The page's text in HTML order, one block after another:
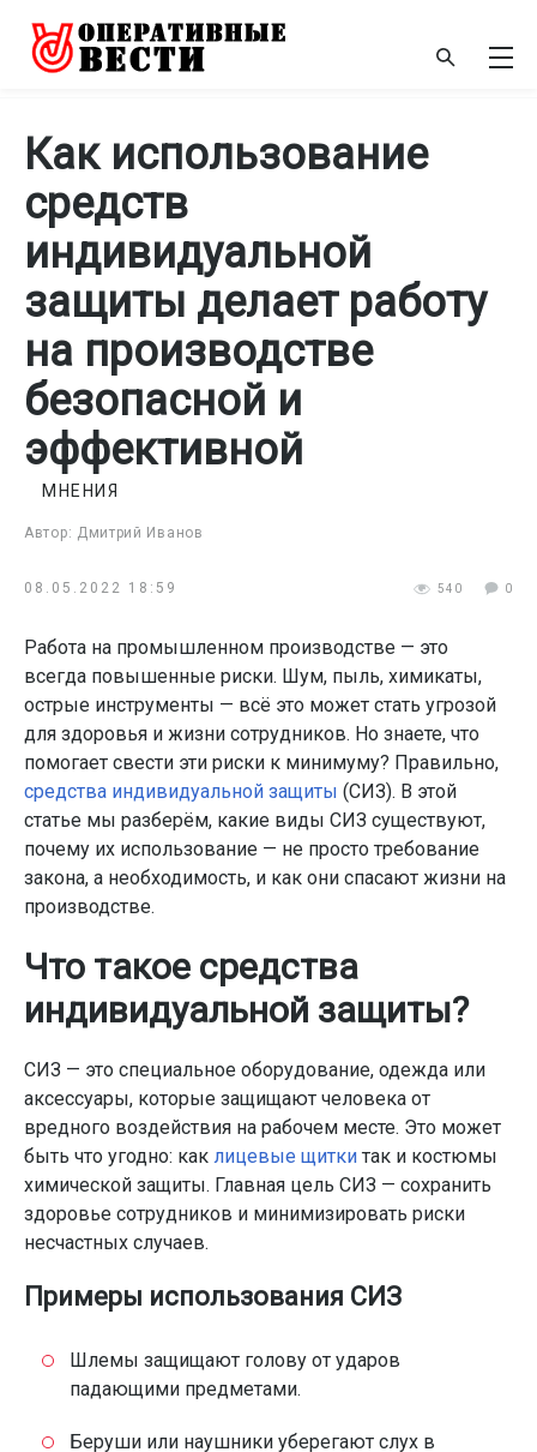
Как использование
средств
индивидуальной
защиты делает работу
на производстве
безопасной и
эффективной
Автор: Дмитрий Иванов
МНЕНИЯ
08.05.2022 18:59 540 0
Работа на промышленном производстве — это
всегда повышенные риски. Шум, пыль, химикаты,
острые инструменты — всё это может стать угрозой
для здоровья и жизни сотрудников. Но знаете, что
помогает свести эти риски к минимуму? Правильно,
средства индивидуальной защиты (СИЗ). В этой
статье мы разберём, какие виды СИЗ существуют,
почему их использование — не просто требование
закона, а необходимость, и как они спасают жизни на
производстве.
Что такое средства
индивидуальной защиты?
СИЗ — это специальное оборудование, одежда или
аксессуары, которые защищают человека от
вредного воздействия на рабочем месте. Это может
быть что угодно: как лицевые щитки так и костюмы
химической защиты. Главная цель СИЗ — сохранить
здоровье сотрудников и минимизировать риски
несчастных случаев.
Примеры использования СИЗ
Шлемы защищают голову от ударов
падающими предметами.
Беруши или наушники уберегают слух в